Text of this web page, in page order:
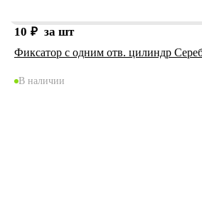
10 ₽ за шт
Фиксатор с одним отв. цилиндр
В наличии